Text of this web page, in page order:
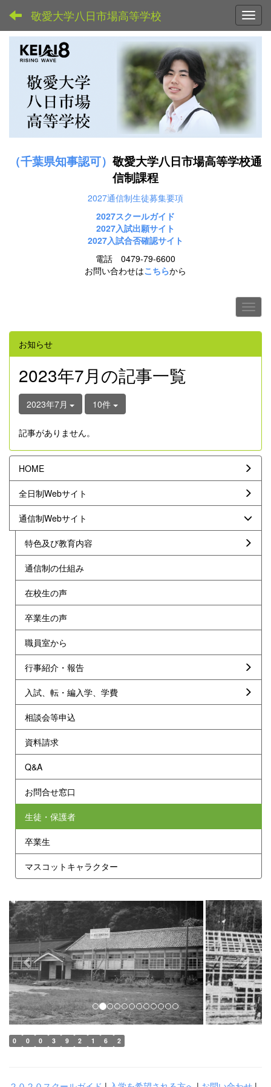
敬愛大学八日市場高等学校
（千葉県知事認可） 敬愛大学八日市場高等学校通
信制課程
2027通信制生徒募集要項
2027スクールガイド
2027入試出願サイト
2027入試合否確認サイト
電話 0479-79-6600
お問い合わせはこちらから
お知らせ
2023年7月の記事一覧
2023年7月 10件
記事がありません。
HOME
全日制Webサイト
通信制Webサイト
特色及び教育内容
通信制の仕組み
在校生の声
卒業生の声
職員室から
行事紹介・報告
入試、転・編入学、学費
相談会等申込
資料請求
Q&A
お問合せ窓口
生徒・保護者
卒業生
マスコットキャラクター
p
r
e
v
i
o
u
s
n
e
x
t
0 0 0 3 9 2 1 6 2